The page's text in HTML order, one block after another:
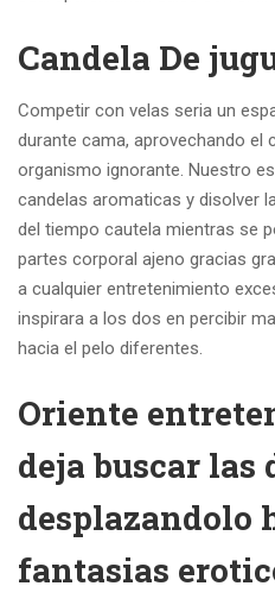
Candela De
Competir con velas seri­a un
durante cama, aprovechando el
organismo ignorante. Nuestro
candelas aromaticas y disolver
del tiempo cautela mientras se
partes corporal ajeno gracias
a cualquier entretenimiento
inspirara a los dos en percibir
hacia el pelo diferentes.
Oriente
deja buscar las
desplazandolo
fantasias